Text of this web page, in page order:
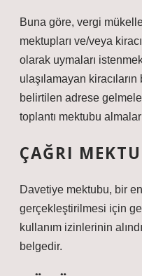
Buna göre, vergi
mektupları ve/veya
olarak uymaları
ulaşılamayan
belirtilen adrese
toplantı mektubu
ÇAĞRI
Davetiye mektubu, bir
gerçekleştirilmesi için
kullanım izinlerinin
belgedir.